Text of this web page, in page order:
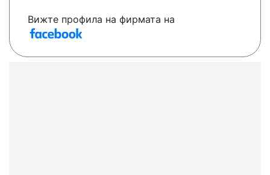
Вижте профила на фирмата на